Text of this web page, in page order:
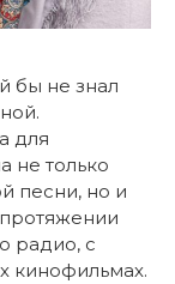
бы не знал
для
не только
песни, но и
радио, с
кинофильмах.